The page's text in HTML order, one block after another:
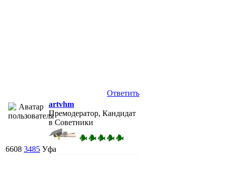
Ответить
artvhm
Премодератор, Кандидат
в Советники
6608 3485 Уфа